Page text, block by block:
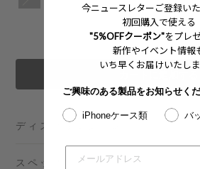
ディスクリプション
スペック
今ニュースレターご登録いた
初回購入で使える
"5%OFFクーポン"をプレ
新作やイベント情報
いち早くお届けいたしま
ご興味のある製品をお知らせくだ
iPhoneケース類 バ